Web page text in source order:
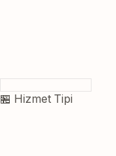
🏪 Hizmet Tipi